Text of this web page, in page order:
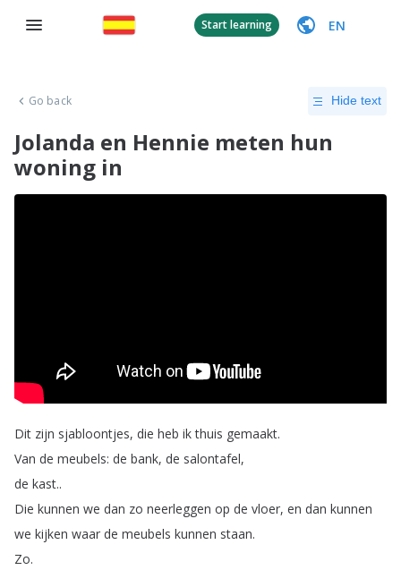
Start learning EN
Go back Hide text
Jolanda en Hennie meten hun
woning in
Dit zijn sjabloontjes, die heb ik thuis gemaakt.
Van de meubels: de bank, de salontafel,
de kast..
Die kunnen we dan zo neerleggen op de vloer, en dan kunnen
we kijken waar de meubels kunnen staan.
Zo.